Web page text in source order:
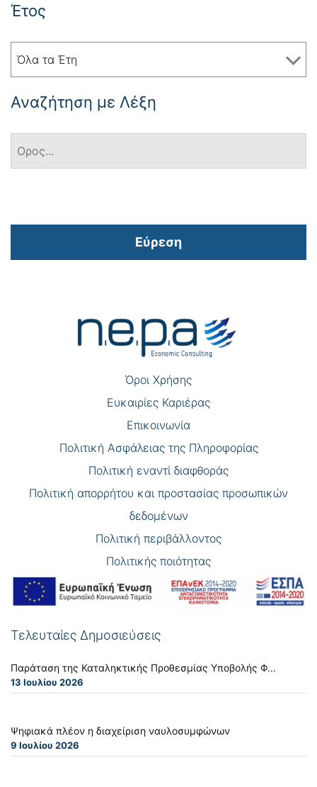
Έτος
Όλα τα Έτη
Αναζήτηση με Λέξη
Εύρεση
Όροι Χρήσης
Eυκαιρίες Καριέρας
Επικοινωνία
Πολιτική Ασφάλειας της Πληροφορίας
Πολιτική εναντί διαφθοράς
Πολιτική απορρήτου και προστασίας προσωπικών
δεδομένων
Πολιτική περιβάλλοντος
Πολιτικής ποιότητας
Τελευταίες Δημοσιεύσεις
Παράταση της Καταληκτικής Προθεσμίας Υποβολής Φ...
13 Ιουλίου 2026
Ψηφιακά πλέον η διαχείριση ναυλοσυμφώνων
9 Ιουλίου 2026